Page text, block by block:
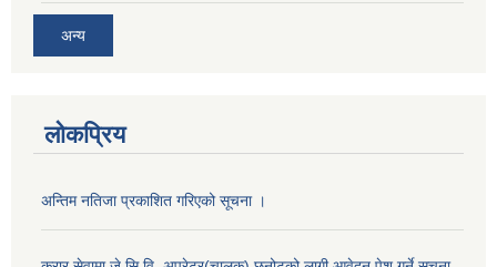
अन्य
लोकप्रिय
अन्तिम नतिजा प्रकाशित गरिएको सूचना ।